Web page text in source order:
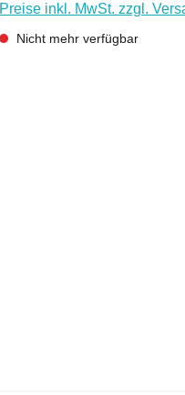
Preise inkl. MwSt. zzgl.
Nicht mehr verfügbar